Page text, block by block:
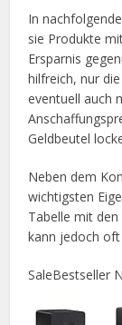
In
sie Produkte
Ersparnis
hilfreich, nur
eventuell auch
Geldbeutel
Neben dem
wichtigsten
Tabelle mit
kann jedoch
SaleBestseller